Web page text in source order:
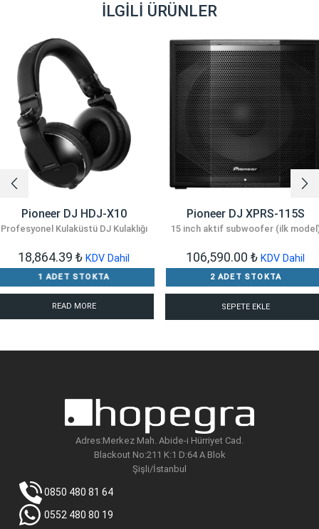
İLGILI ÜRÜNLER
Pioneer DJ HDJ-X10
Profesyonel Kulaküstü DJ Kulaklığı
18,864.39 ₺ KDV Dahil
1 ADET STOKTA
READ MORE
ürünün
Seçenekler
ürün
sayfasından
Pioneer DJ XPRS-115S
15 inch aktif subwoofer (ilk
106,590.00 ₺ KDV Dahil
2 ADET STOKTA
SEPETE EKLE
Adres:Merkez Mah. Abide-i Hürriyet Cad.
Blackout No:211 K:1 D:64 A Blok
Şişli/İstanbul
0850 480 81 64
0552 480 80 19